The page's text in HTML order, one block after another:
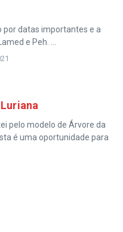
por datas importantes e a
e Peh. ...
pelo modelo de Árvore da
é uma oportunidade para